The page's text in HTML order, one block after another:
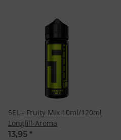
5EL - Fruity Mix 10ml/120ml
Longfill-Aroma
13,95 *